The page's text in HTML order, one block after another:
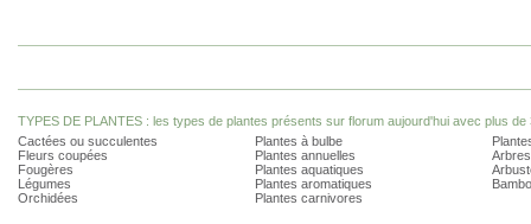
TYPES DE PLANTES : les types de plantes présents sur florum aujourd'hui avec plus de
Cactées ou succulentes
Fleurs coupées
Fougères
Légumes
Orchidées
Plantes à bulbe
Plantes annuelles
Plantes aquatiques
Plantes aromatiques
Plantes carnivores